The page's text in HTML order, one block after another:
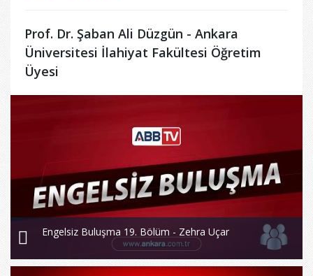
Prof. Dr. Şaban Ali Düzgün - Ankara
Üniversitesi İlahiyat Fakültesi Öğretim
Üyesi
Engelsiz Buluşma 19. Bölüm - Zehra Uçar